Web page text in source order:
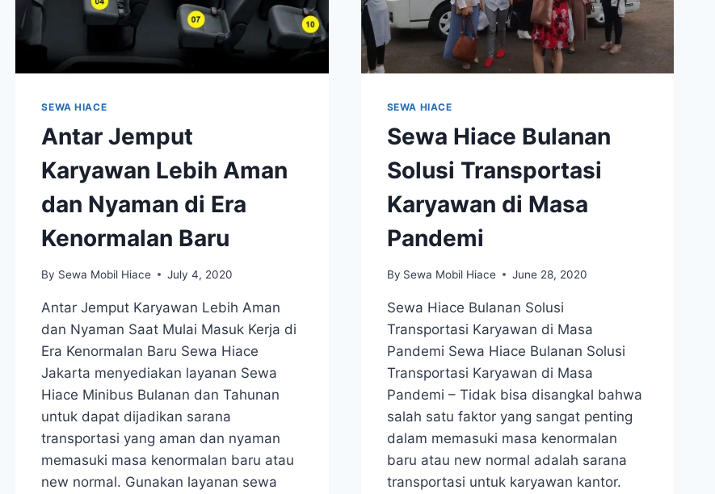
SEWA HIACE
Antar Jemput
Karyawan Lebih Aman
dan Nyaman di Era
Kenormalan Baru
By Sewa Mobil Hiace July 4, 2020
Antar Jemput Karyawan Lebih Aman
dan Nyaman Saat Mulai Masuk Kerja di
Era Kenormalan Baru Sewa Hiace
Jakarta menyediakan layanan Sewa
Hiace Minibus Bulanan dan Tahunan
untuk dapat dijadikan sarana
transportasi yang aman dan nyaman
memasuki masa kenormalan baru atau
new normal. Gunakan layanan sewa
SEWA HIACE
Sewa Hiace Bulanan
Solusi Transportasi
Karyawan di Masa
Pandemi
By Sewa Mobil Hiace June 28, 2020
Sewa Hiace Bulanan Solusi
Transportasi Karyawan di Masa
Pandemi Sewa Hiace Bulanan Solusi
Transportasi Karyawan di Masa
Pandemi – Tidak bisa disangkal bahwa
salah satu faktor yang sangat penting
dalam memasuki masa kenormalan
baru atau new normal adalah sarana
transportasi untuk karyawan kantor.